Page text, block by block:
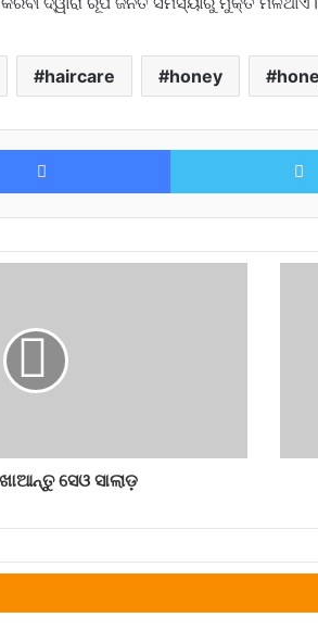
haircare honey
Facebook
ସେଓ ସାଲାଡ଼